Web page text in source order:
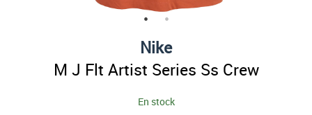
Nike
M J Flt Artist Series Ss Crew
En stock